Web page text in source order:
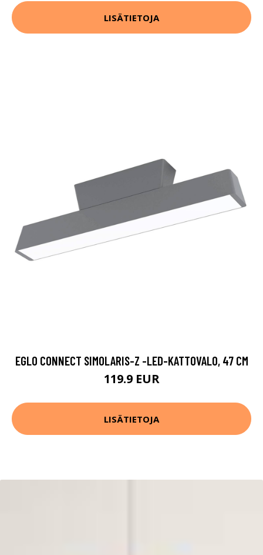
LISÄTIETOJA
EGLO CONNECT SIMOLARIS-Z -LED-KATTOVALO, 47 CM
119.9 EUR
LISÄTIETOJA